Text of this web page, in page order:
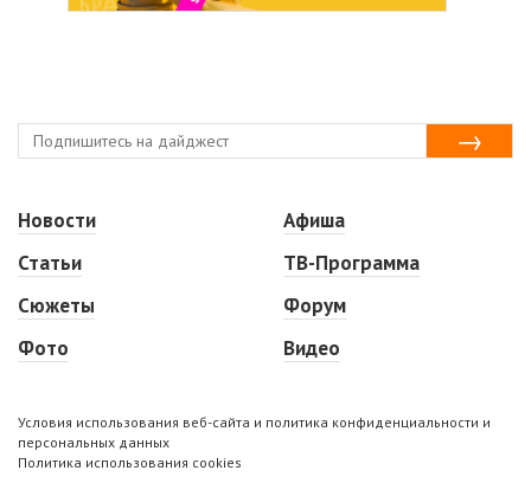
Новости
Статьи
Сюжеты
Фото
Афиша
ТВ-Программа
Форум
Видео
Условия использования веб-сайта и политика конфиденциальности и
персональных данных
Политика использования cookies